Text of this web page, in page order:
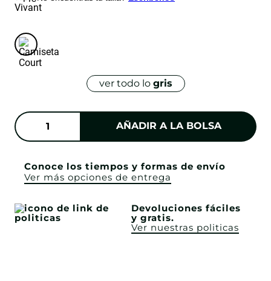
ver todo lo gris
AÑADIR A LA BOLSA
Conoce los tiempos y formas de envío
Ver más opciones de entrega
Devoluciones fáciles
y gratis.
Ver nuestras politicas